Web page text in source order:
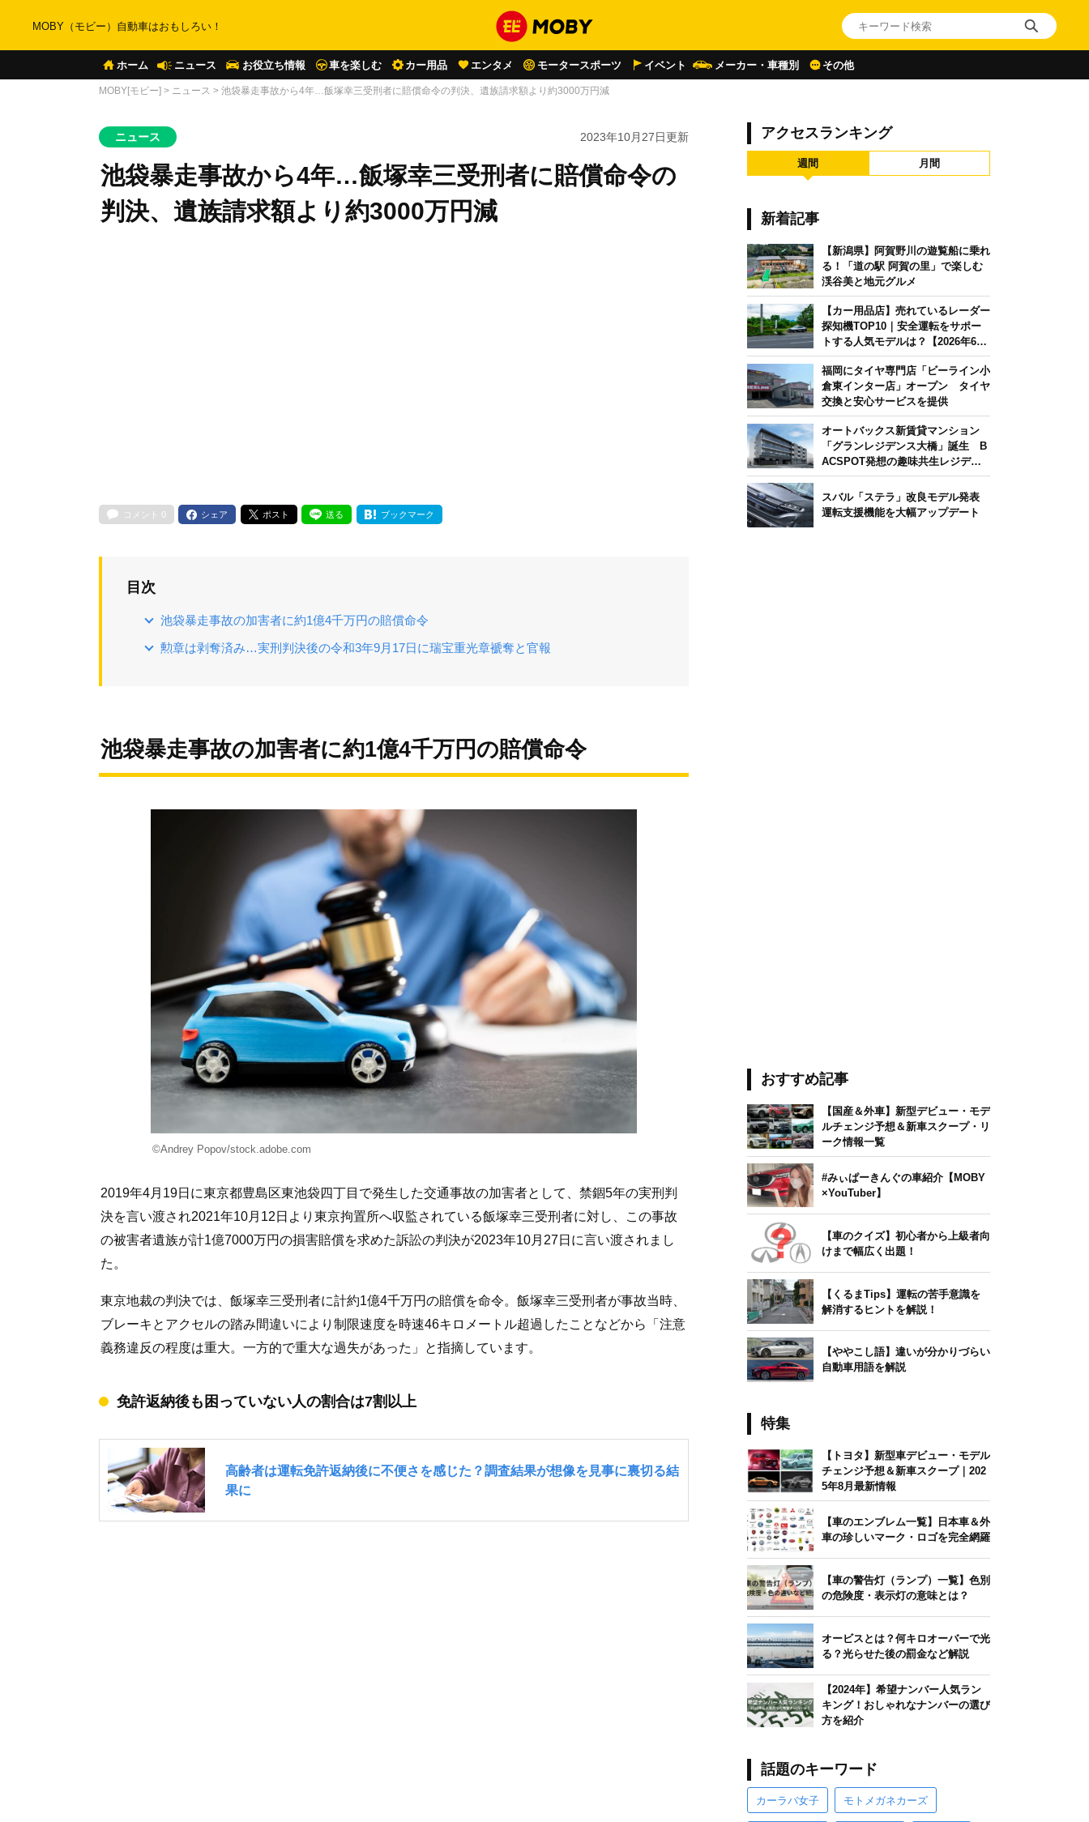
MOBY（モビー）自動車はおもしろい！
ホーム ニュース お役立ち情報 車を楽しむ カー用品 エンタメ モータースポーツ イベント メーカー・車種別 その他
MOBY[モビー] > ニュース > 池袋暴走事故から4年…飯塚幸三受刑者に賠償命令の判決、遺族請求額より約3000万円減
ニュース 2023年10月27日更新
池袋暴走事故から4年…飯塚幸三受刑者に賠償命令の
判決、遺族請求額より約3000万円減
コメント 0 シェア ポスト 送る ブックマーク
目次
池袋暴走事故の加害者に約1億4千万円の賠償命令
勲章は剥奪済み…実刑判決後の令和3年9月17日に瑞宝重光章褫奪と官報
池袋暴走事故の加害者に約1億4千万円の賠償命令
©Andrey Popov/stock.adobe.com
2019年4月19日に東京都豊島区東池袋四丁目で発生した交通事故の加害者として、禁錮5年の実刑判
決を言い渡され2021年10月12日より東京拘置所へ収監されている飯塚幸三受刑者に対し、この事故
の被害者遺族が計1億7000万円の損害賠償を求めた訴訟の判決が2023年10月27日に言い渡されまし
た。
東京地裁の判決では、飯塚幸三受刑者に計約1億4千万円の賠償を命令。飯塚幸三受刑者が事故当時、
ブレーキとアクセルの踏み間違いにより制限速度を時速46キロメートル超過したことなどから「注意
義務違反の程度は重大。一方的で重大な過失があった」と指摘しています。
免許返納後も困っていない人の割合は7割以上
アクセスランキング
週間 月間
新着記事
【新潟県】阿賀野川の遊覧船に乗れ
る！「道の駅 阿賀の里」で楽しむ
渓谷美と地元グルメ
【カー用品店】売れているレーダー
探知機TOP10｜安全運転をサポー
トする人気モデルは？【2026年6月
版】
福岡にタイヤ専門店「ビーライン小
倉東インター店」オープン タイヤ
交換と安心サービスを提供
オートバックス新賃貸マンション
「グランレジデンス大橋」誕生 B
ACSPOT発想の趣味共生レジデン
ス
スバル「ステラ」改良モデル発表
運転支援機能を大幅アップデート
おすすめ記事
【国産＆外車】新型デビュー・モデ
ルチェンジ予想＆新車スクープ・リ
ーク情報一覧
#みぃぱーきんぐの車紹介【MOBY
×YouTuber】
【車のクイズ】初心者から上級者向
けまで幅広く出題！
【くるまTips】運転の苦手意識を
解消するヒントを解説！
【ややこし語】違いが分かりづらい
自動車用語を解説
特集
【トヨタ】新型車デビュー・モデル
チェンジ予想＆新車スクープ｜202
5年8月最新情報
【車のエンブレム一覧】日本車＆外
車の珍しいマーク・ロゴを完全網羅
【車の警告灯（ランプ）一覧】色別
の危険度・表示灯の意味とは？
オービスとは？何キロオーバーで光
る？光らせた後の罰金など解説
【2024年】希望ナンバー人気ラン
キング！おしゃれなナンバーの選び
方を紹介
話題のキーワード
カーラバ女子 モトメガネカーズ